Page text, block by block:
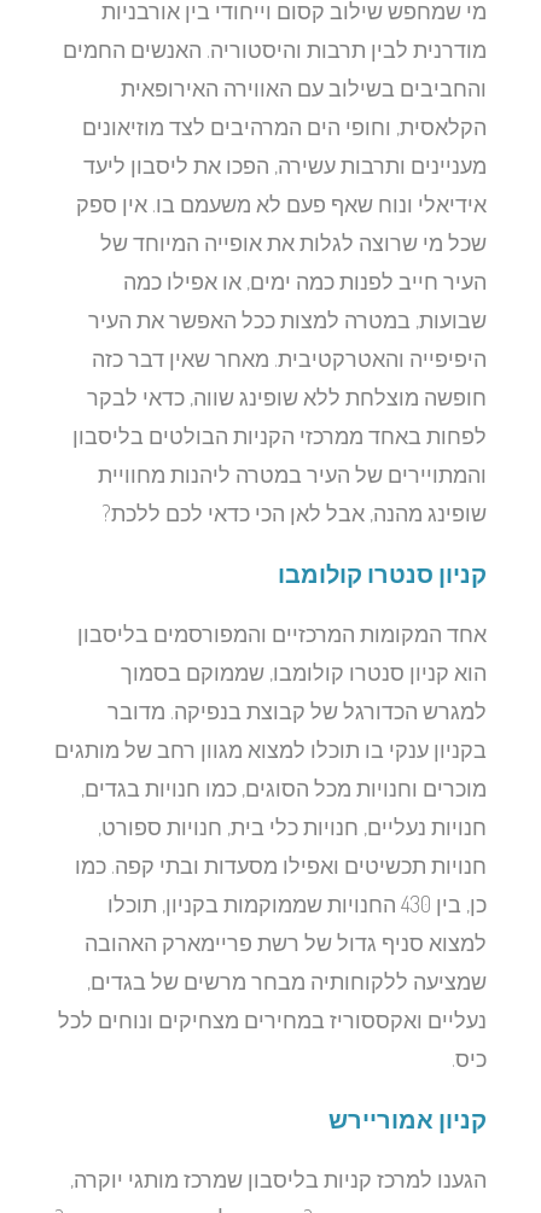
מי שמחפש שילוב קסום וייחודי בין אורבניות
מודרנית לבין תרבות והיסטוריה. האנשים החמים
והחביבים בשילוב עם האווירה האירופאית
הקלאסית, וחופי הים המרהיבים לצד מוזיאונים
מעניינים ותרבות עשירה, הפכו את ליסבון ליעד
אידיאלי ונוח שאף פעם לא משעמם בו. אין ספק
שכל מי שרוצה לגלות את אופייה המיוחד של
העיר חייב לפנות כמה ימים, או אפילו כמה
שבועות, במטרה למצות ככל האפשר את העיר
היפיפייה והאטרקטיבית. מאחר שאין דבר כזה
חופשה מוצלחת ללא שופינג שווה, כדאי לבקר
לפחות באחד ממרכזי הקניות הבולטים בליסבון
והמתויירים של העיר במטרה ליהנות מחוויית
שופינג מהנה, אבל לאן הכי כדאי לכם ללכת?
קניון סנטרו קולומבו
אחד המקומות המרכזיים והמפורסמים בליסבון
הוא קניון סנטרו קולומבו, שממוקם בסמוך
למגרש הכדורגל של קבוצת בנפיקה. מדובר
בקניון ענקי בו תוכלו למצוא מגוון רחב של מותגים
מוכרים וחנויות מכל הסוגים, כמו חנויות בגדים,
חנויות נעליים, חנויות כלי בית, חנויות ספורט,
חנויות תכשיטים ואפילו מסעדות ובתי קפה. כמו
כן, בין 430 החנויות שממוקמות בקניון, תוכלו
למצוא סניף גדול של רשת פריימארק האהובה
שמציעה ללקוחותיה מבחר מרשים של בגדים,
נעליים ואקססוריז במחירים מצחיקים ונוחים לכל
כיס.
קניון אמוריירש
הגענו למרכז קניות בליסבון שמרכז מותגי יוקרה,